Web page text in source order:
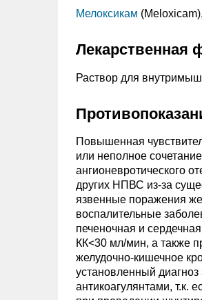
Мелоксикам (Meloxicam),
Лекарственная
Раствор для
Повышенная
или неполное
ангионевротического
других НПВС из-за
язвенные поражения
воспалительные
печеночная и
КК<30 мл/мин, а также
желудочно-кишечное
установленный
антикоагулянтами, т.к.